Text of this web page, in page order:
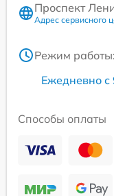
Проспект
Адрес сервисного
Режим работы:
Ежедневно с
Способы оплаты